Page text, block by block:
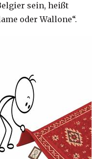
sein, heißt
oder Wallone“.